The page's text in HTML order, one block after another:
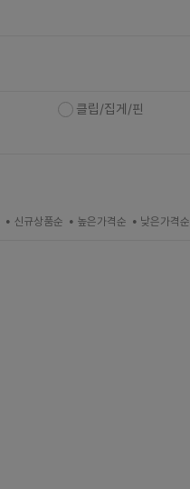
클립/집게/핀
신규상품순 높은가격순 낮은가격순